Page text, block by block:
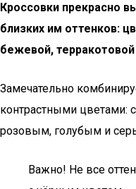
Кроссовки прекрасно
близких им оттенков:
бежевой, терракотовой
Замечательно
контрастными
розовым, голубым и
Важно! Не все